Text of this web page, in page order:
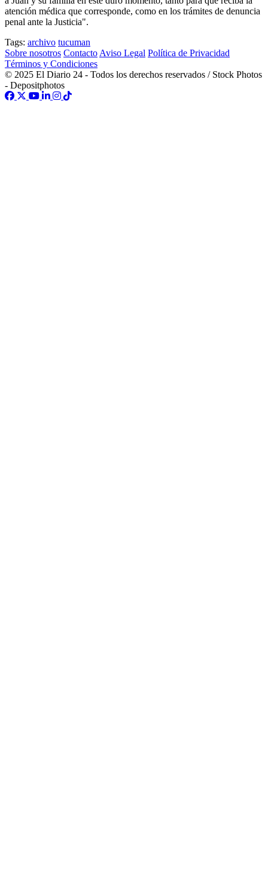
atención médica que corresponde, como en los trámites de denuncia
penal ante la Justicia".
Tags: archivo tucuman
Sobre nosotros Contacto Aviso Legal Política de Privacidad
Términos y Condiciones
© 2025 El Diario 24 - Todos los derechos reservados / Stock Photos
- Depositphotos